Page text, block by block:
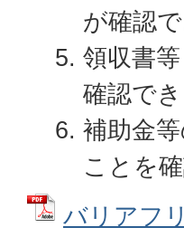
が確認
領収書
確認でき
補助金
ことを
バリアフ